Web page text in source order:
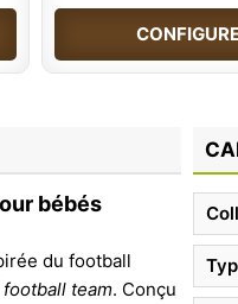
bébés
du football
team. Conçu